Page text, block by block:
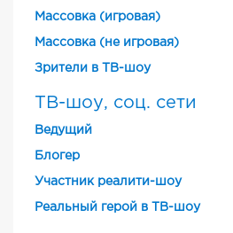
Массовка (игровая)
Массовка (не игровая)
Зрители в ТВ-шоу
ТВ-шоу, соц. сети
Ведущий
Блогер
Участник реалити-шоу
Реальный герой в ТВ-шоу